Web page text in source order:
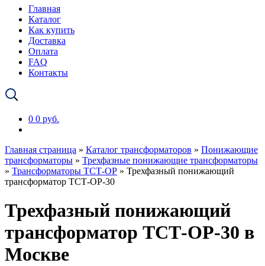
Главная
Каталог
Как купить
Доставка
Оплата
FAQ
Контакты
0 0 руб.
Главная страница » Каталог трансформаторов » Понижающие
трансформаторы » Трехфазные понижающие трансформаторы
» Трансформаторы ТСТ-ОР » Трехфазный понижающий
трансформатор ТСТ-ОР-30
Трехфазный понижающий
трансформатор ТСТ-ОР-30 в
Москве